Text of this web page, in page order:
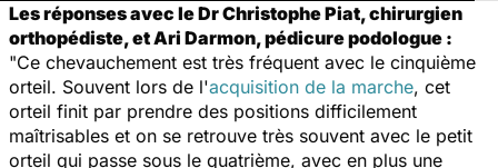
Les réponses avec le Dr Christophe Piat, chirurgien
orthopédiste, et Ari Darmon, pédicure podologue :
"Ce chevauchement est très fréquent avec le cinquième
orteil. Souvent lors de l'acquisition de la marche, cet
orteil finit par prendre des positions difficilement
maîtrisables et on se retrouve très souvent avec le petit
orteil qui passe sous le quatrième, avec en plus une